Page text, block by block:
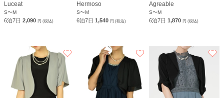
Luceat
S〜M
6泊7日 2,090 円 (税込)
Hermoso
S〜M
6泊7日1,540円 (税込)
Agreable
S〜M
6泊7日1,870円 (税込)